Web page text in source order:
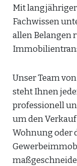
Mit
Fachwissen
allen Belangen
Unser Team
steht Ihnen
professionell
um den
Wohnung oder